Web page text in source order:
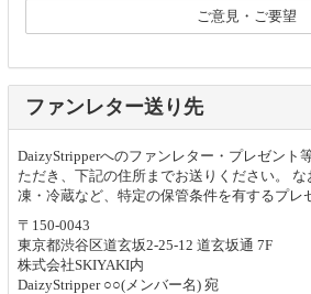
ご意見・ご要望
ファンレター送り先
DaizyStripperへのファンレター・プレゼント
ただき、下記の住所までお送りください。
凍・冷蔵など、特定の保管条件を有するプレ
〒150-0043
東京都渋谷区道玄坂2-25-12 道玄坂通 7F
株式会社SKIYAKI内
DaizyStripper ○○(メンバー名) 宛